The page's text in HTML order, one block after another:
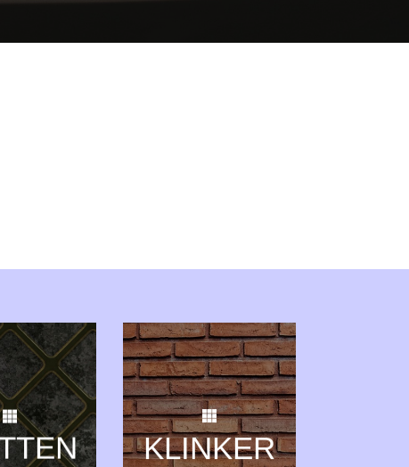
KLINKER